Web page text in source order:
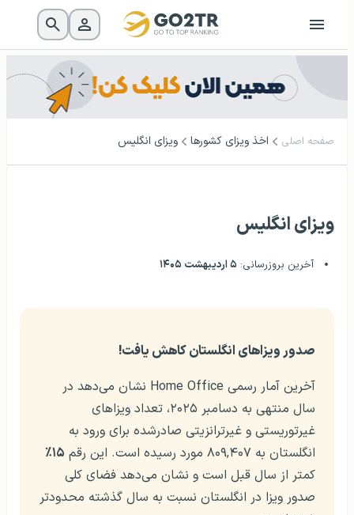
صفحه اصلی اخذ ویزای کشورها ویزای انگلیس
ویزای انگلیس
آخرین بروزرسانی: ۵ اردیبهشت ۱۴۰۵
صدور ویزاهای انگلستان کاهش یافت!
آخرین آمار رسمی Home Office نشان می‌دهد در
سال منتهی به دسامبر ۲۰۲۵، تعداد ویزاهای
غیرتوریستی و غیرترانزیتی صادرشده برای ورود به
انگلستان به ۸۰۹,۴۰۷ مورد رسیده است. این رقم
۱۵٪
کمتر از سال قبل است و نشان می‌دهد فضای کلی
صدور ویزا در انگلستان نسبت به سال گذشته محدودتر